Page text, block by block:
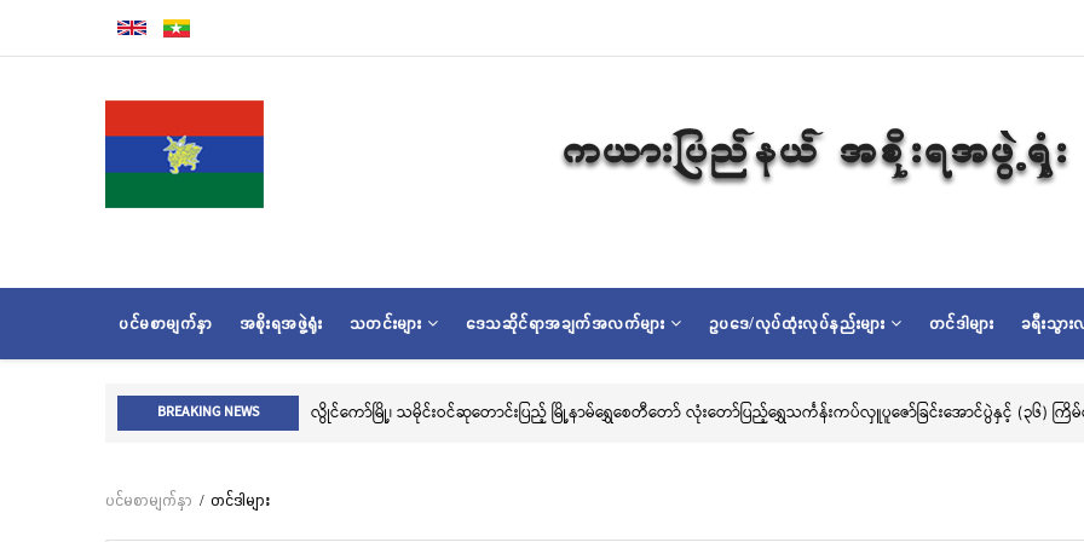
MAIN
NAVIGATION
ပင်မစာမျက်နှာ အစိုးရအဖွဲ့ရုံး သတင်းများ ဒေသဆိုင်ရာအချက်အလက်များ ဥပဒေ/လုပ်ထုံးလုပ်နည်းများ တင်ဒါများ ခရီးသွာ
BREAKING NEWS လွိုင်ကော်မြို့၊ သမိုင်းဝင်ဆုတောင်းပြည့် မြို့နာမ်ရွှေစေတီတော် လုံးတော်ပြည့်ရွှေသင်္ကန်းကပ်လှူပူဇော်ခြင်းအောင်ပွဲနှင့် (၃၆) က
Breadcrumb
ပင်မစာမျက်နှာ / တင်ဒါများ